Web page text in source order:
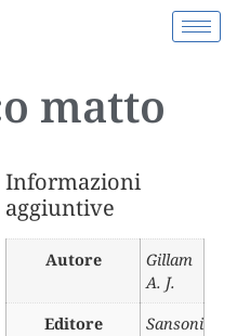
matto
Informazioni
aggiuntive
Autore
Gillam
A. J.
Editore
Sansoni